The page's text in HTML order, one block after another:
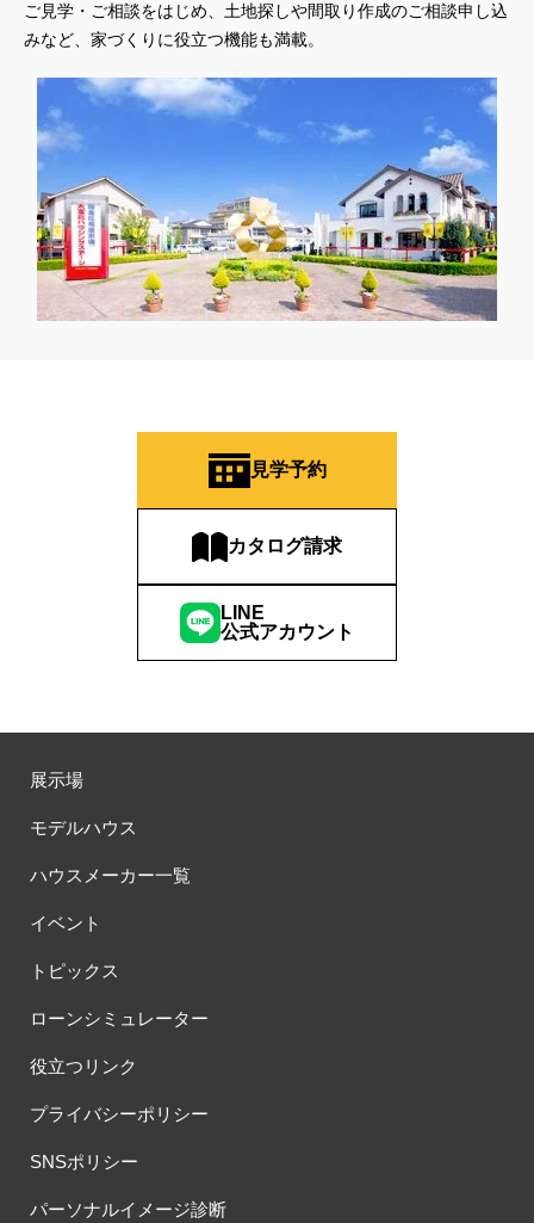
ご見学・ご相談をはじめ、土地探しや間取り作成のご相談申し込
みなど、家づくりに役立つ機能も満載。
見学予約
カタログ請求
LINE
公式アカウント
展示場
モデルハウス
ハウスメーカー一覧
イベント
トピックス
ローンシミュレーター
役立つリンク
プライバシーポリシー
SNSポリシー
パーソナルイメージ診断